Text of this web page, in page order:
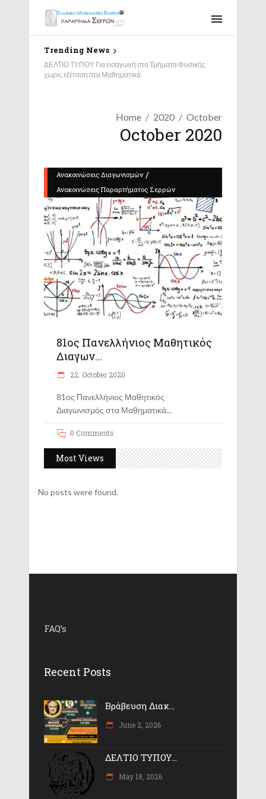
Trending News
ΔΕΛΤΙΟ ΤΥΠΟΥ Για εισαγωγή στα Τμήματα Φυσικής
χωρίς εξέταση στα Μαθηματικά
Home 2020 October
October 2020
Ανακοινώσεις Διαγωνισμών/
Ανακοινώσεις Παραρτήματος Σερρών
81ος Πανελλήνιος Μαθητικός
Διαγων...
22. October 2020
81ος Πανελλήνιος Μαθητικός
Διαγωνισμός στα Μαθηματικά
0 Comments
Most Views
No posts were found.
FAQ’s
Recent Posts
Βράβευση Διακ...
June 2, 2026
ΔΕΛΤΙΟ ΤΥΠΟΥ...
May 18, 2026